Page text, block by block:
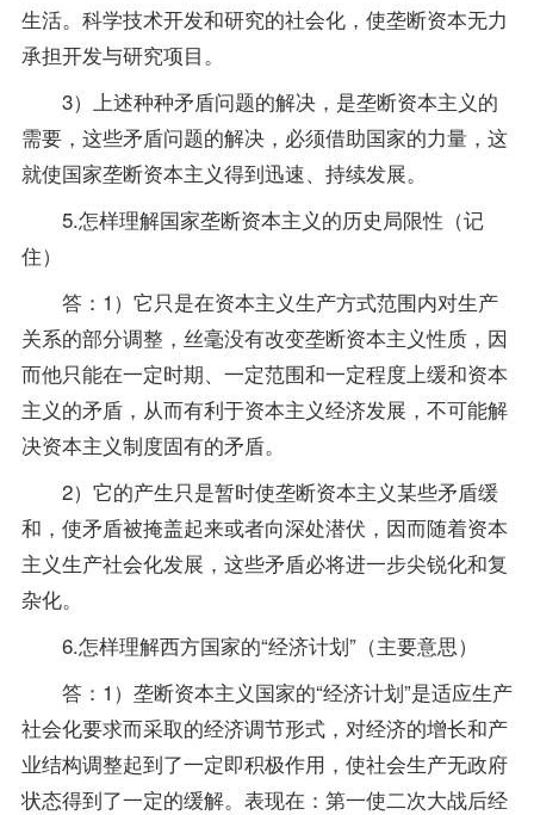
生活。科学技术开发和研究的社会化，使垄断资本无力
承担开发与研究项目。
3）上述种种矛盾问题的解决，是垄断资本主义的
需要，这些矛盾问题的解决，必须借助国家的力量，这
就使国家垄断资本主义得到迅速、持续发展。
5.怎样理解国家垄断资本主义的历史局限性（记
住）
答：1）它只是在资本主义生产方式范围内对生产
关系的部分调整，丝毫没有改变垄断资本主义性质，因
而他只能在一定时期、一定范围和一定程度上缓和资本
主义的矛盾，从而有利于资本主义经济发展，不可能解
决资本主义制度固有的矛盾。
2）它的产生只是暂时使垄断资本主义某些矛盾缓
和，使矛盾被掩盖起来或者向深处潜伏，因而随着资本
主义生产社会化发展，这些矛盾必将进一步尖锐化和复
杂化。
6.怎样理解西方国家的“经济计划”（主要意思）
答：1）垄断资本主义国家的“经济计划”是适应生产
社会化要求而采取的经济调节形式，对经济的增长和产
业结构调整起到了一定即积极作用，使社会生产无政府
状态得到了一定的缓解。表现在：第一使二次大战后经